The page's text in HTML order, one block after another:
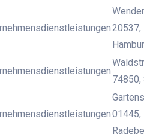
20537,
74850,
01445,